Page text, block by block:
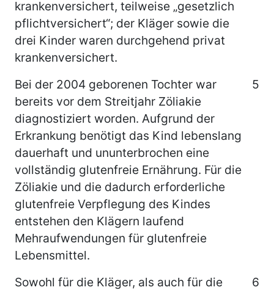
krankenversichert, teilweise „gesetzlich
pflichtversichert“; der Kläger sowie die
drei Kinder waren durchgehend privat
krankenversichert.
5
Bei der 2004 geborenen Tochter war
bereits vor dem Streitjahr Zöliakie
diagnostiziert worden. Aufgrund der
Erkrankung benötigt das Kind lebenslang
dauerhaft und ununterbrochen eine
vollständig glutenfreie Ernährung. Für die
Zöliakie und die dadurch erforderliche
glutenfreie Verpflegung des Kindes
entstehen den Klägern laufend
Mehraufwendungen für glutenfreie
Lebensmittel.
6
Sowohl für die Kläger, als auch für die